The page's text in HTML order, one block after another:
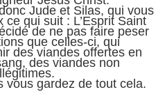
Jude et Silas, qui vous
qui suit : L’Esprit Saint
de ne pas faire peser
que celles-ci, qui
des viandes offertes en
des viandes non
vous gardez de tout cela.